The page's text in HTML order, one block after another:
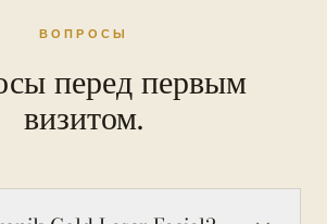
ВОПРОСЫ
перед первым
визитом.